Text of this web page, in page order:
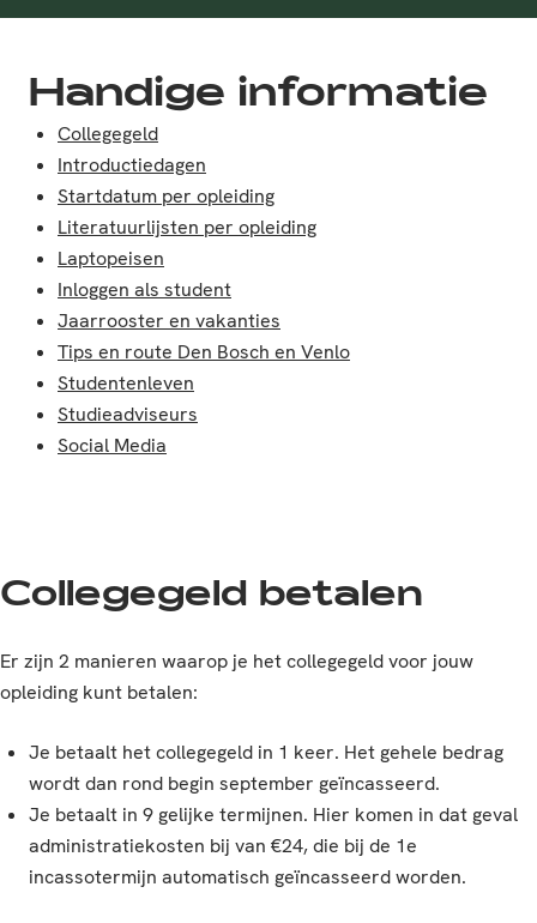
Handige informatie
Collegegeld
Introductiedagen
Startdatum per opleiding
Literatuurlijsten per opleiding
Laptopeisen
Inloggen als student
Jaarrooster en vakanties
Tips en route Den Bosch en Venlo
Studentenleven
Studieadviseurs
Social Media
Collegegeld betalen
Er zijn 2 manieren waarop je hetcollegegeld voor jouw
opleiding kunt betalen:
Je betaalt het collegegeld in 1 keer. Het gehele bedrag
wordt dan rond begin september geïncasseerd.
Je betaalt in 9 gelijke termijnen. Hier komen in dat geval
administratiekosten bij van €24, die bij de 1e
incassotermijn automatisch geïncasseerd worden.